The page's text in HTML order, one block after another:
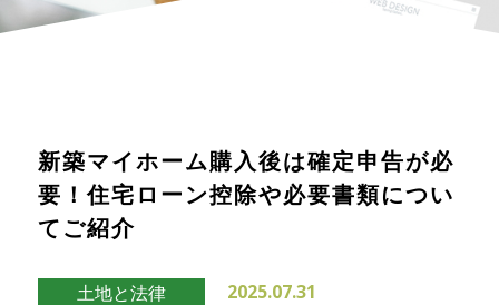
新築マイホーム購入後は確定申告が必
要！住宅ローン控除や必要書類につい
てご紹介
土地と法律 2025.07.31